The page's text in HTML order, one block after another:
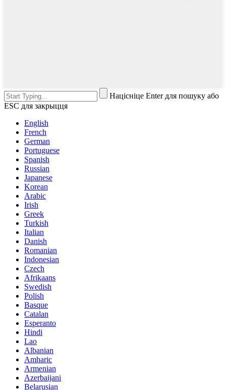
Націсніце Enter для пошуку або
ESC для закрыцця
English
French
German
Portuguese
Spanish
Russian
Japanese
Korean
Arabic
Irish
Greek
Turkish
Italian
Danish
Romanian
Indonesian
Czech
Afrikaans
Swedish
Polish
Basque
Catalan
Esperanto
Hindi
Lao
Albanian
Amharic
Armenian
Azerbaijani
Belarusian